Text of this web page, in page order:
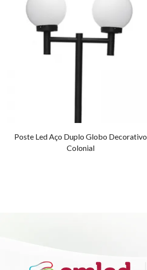
Poste Led Aço Duplo Globo Decorativo
Colonial